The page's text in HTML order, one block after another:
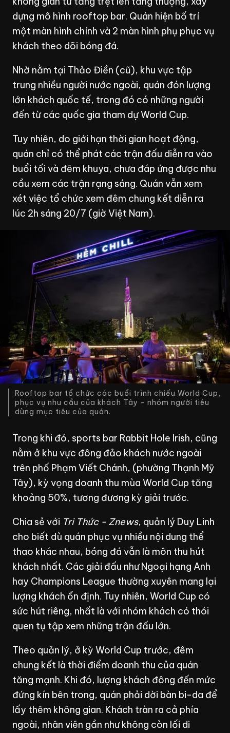
dựng mô hình rooftop bar. Quán hiện bố trí
một màn hình chính và 2 màn hình phụ phục vụ
khách theo dõi bóng đá.
Nhờ nằm tại Thảo Điền (cũ), khu vực tập
trung nhiều người nước ngoài, quán đón lượng
lớn khách quốc tế, trong đó có những người
đến từ các quốc gia tham dự World Cup.
Tuy nhiên, do giới hạn thời gian hoạt động,
quán chỉ có thể phát các trận đấu diễn ra vào
buổi tối và đêm khuya, chưa đáp ứng được nhu
cầu xem các trận rạng sáng. Quán vẫn xem
xét việc tổ chức xem đêm chung kết diễn ra
lúc 2h sáng 20/7 (giờ Việt Nam).
Rooftop bar tổ chức các buổi trình chiếu World Cup,
phục vụ nhu cầu của khách Tây - nhóm người tiêu
dùng mục tiêu của quán.
Trong khi đó, sports bar Rabbit Hole Irish, cũng
nằm ở khu vực đông đảo khách nước ngoài
trên phố Phạm Viết Chánh, (phường Thạnh Mỹ
Tây), kỳ vọng doanh thu mùa World Cup tăng
khoảng 50%, tương đương kỳ giải trước.
Chia sẻ với Tri Thức - Znews, quản lý Duy Linh
cho biết dù quán phục vụ nhiều nội dung thể
thao khác nhau, bóng đá vẫn là môn thu hút
khách nhất. Các giải đấu như Ngoại hạng Anh
hay Champions League thường xuyên mang lại
lượng khách ổn định. Tuy nhiên, World Cup có
sức hút riêng, nhất là với nhóm khách có thói
quen tụ tập xem những trận đấu lớn.
Theo quản lý, ở kỳ World Cup trước, đêm
chung kết là thời điểm doanh thu của quán
tăng mạnh. Khi đó, lượng khách đông đến mức
đứng kín bên trong, quán phải dời bàn bi-da để
lấy thêm không gian. Khách tràn ra cả phía
ngoài, nhân viên gần như không còn lối di